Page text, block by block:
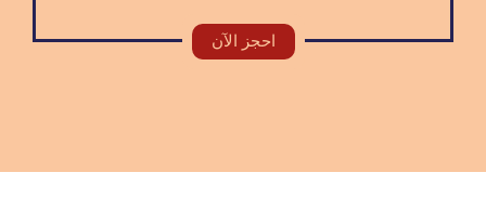
احجز الآن